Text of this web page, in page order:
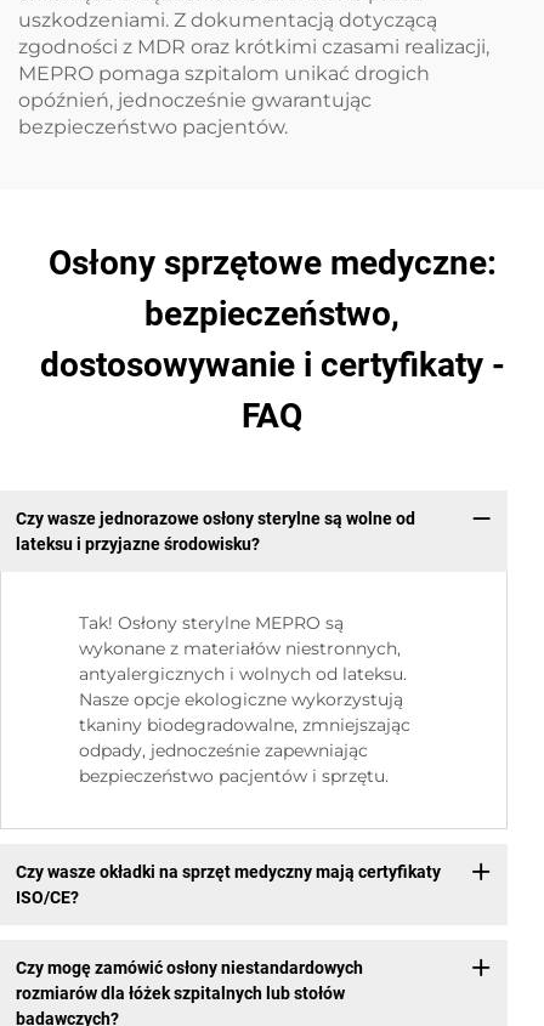
uszkodzeniami. Z dokumentacją dotyczącą
zgodności z MDR oraz krótkimi czasami realizacji,
MEPRO pomaga szpitalom unikać drogich
opóźnień, jednocześnie gwarantując
bezpieczeństwo pacjentów.
Osłony sprzętowe medyczne:
bezpieczeństwo,
dostosowywanie i certyfikaty -
FAQ
Czy wasze jednorazowe osłony sterylne są wolne od
lateksu i przyjazne środowisku?
Tak! Osłony sterylne MEPRO są
wykonane z materiałów niestronnych,
antyalergicznych i wolnych od lateksu.
Nasze opcje ekologiczne wykorzystują
tkaniny biodegradowalne, zmniejszając
odpady, jednocześnie zapewniając
bezpieczeństwo pacjentów i sprzętu.
Czy wasze okładki na sprzęt medyczny mają certyfikaty
ISO/CE?
Czy mogę zamówić osłony niestandardowych
rozmiarów dla łóżek szpitalnych lub stołów
badawczych?